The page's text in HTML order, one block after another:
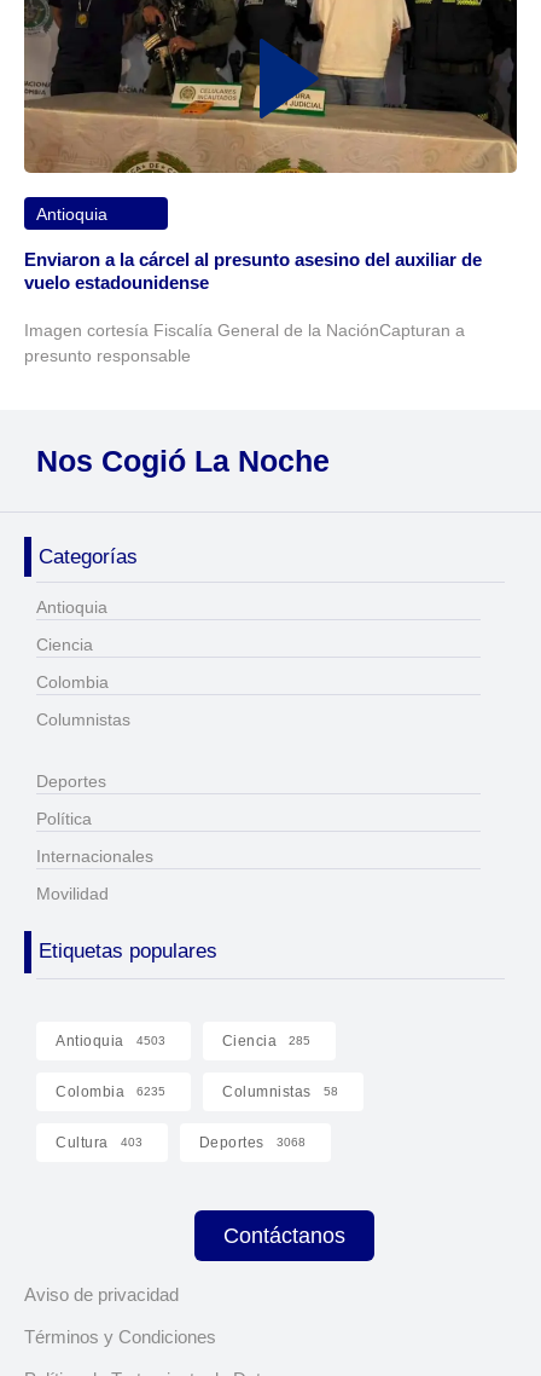
Antioquia
Enviaron a la cárcel al presunto asesino del auxiliar de
vuelo estadounidense
Imagen cortesía Fiscalía General de la NaciónCapturan a
presunto responsable
Nos Cogió La Noche
Categorías
Antioquia
Ciencia
Colombia
Columnistas
Deportes
Política
Internacionales
Movilidad
Etiquetas populares
Antioquia 4503 Ciencia 285
Colombia 6235 Columnistas 58
Cultura 403 Deportes 3068
Contáctanos
Aviso de privacidad
Términos y Condiciones